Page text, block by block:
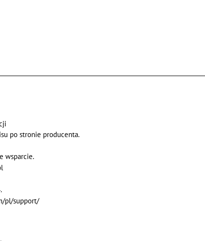
po stronie producenta.
wsparcie.
pl/support/